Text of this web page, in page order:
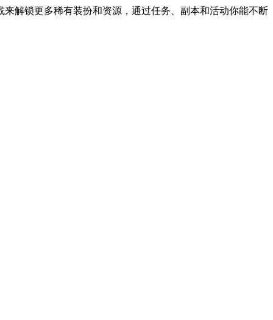
解锁更多稀有装扮和资源，通过任务、副本和活动你能不断